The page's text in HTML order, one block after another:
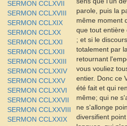
SERMON CCLXVII
SERMON CCLXVIII
SERMON CCLXIX
SERMON CCLXX
SERMON CCLXXI
SERMON CCLXXII
SERMON CCLXXIII
SERMON CCLXXIV
SERMON CCLXXV
SERMON CCLXXVI
SERMON CCLXXVII
SERMON CCLXXVIII
SERMON CCLXXIX
parole, puis la
même moment
que tout entière
; et si le
totalement par
retournant
vous vouliez
entier. Donc ce
été fait et qui
même; qui ne
ne s'allonge
diversifient